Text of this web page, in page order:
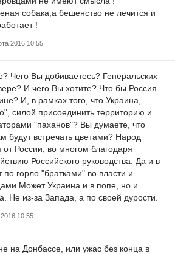
собака,а бешенство не лечится и
!
2016 10:55
Чего Вы добиваетесь? Генеральских
И чего Вы хотите? Что бы Россия
И, в рамках того, что Украина,
силой присоединить территорию и
"паханов"? Вы думаете, что
будут встречать цветами? Народ
от России, во многом благодаря
Российского руководства. Да и в
горло "братками" во власти и
Украина и в попе, но и
Не из-за Запада, а по своей дурости.
10:55
на Донбассе, или ужас без конца в